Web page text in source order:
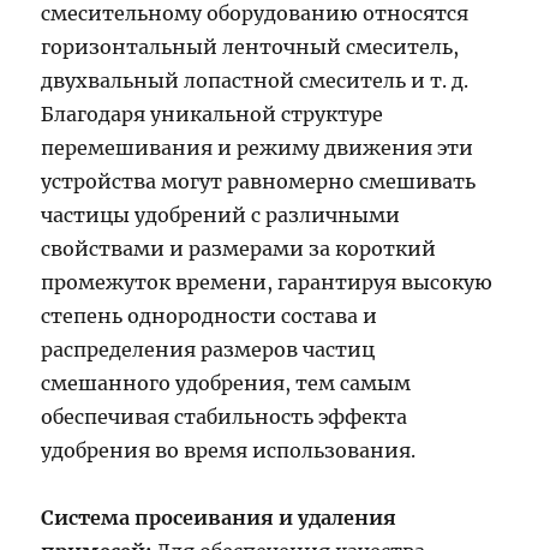
смесительному оборудованию относятся
горизонтальный ленточный смеситель,
двухвальный лопастной смеситель и т. д.
Благодаря уникальной структуре
перемешивания и режиму движения эти
устройства могут равномерно смешивать
частицы удобрений с различными
свойствами и размерами за короткий
промежуток времени, гарантируя высокую
степень однородности состава и
распределения размеров частиц
смешанного удобрения, тем самым
обеспечивая стабильность эффекта
удобрения во время использования.
Система просеивания и удаления